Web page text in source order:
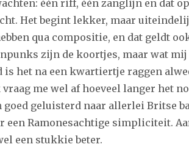
één riff, één zanglijn en dat
Het begint lekker, maar
qua compositie, en dat geldt
zijn de koortjes, maar wat
is het na een kwartiertje raggen
me wel af hoeveel langer het
goed geluisterd naar allerlei Britse
een Ramonesachtige simpliciteit.
een stukkie beter.